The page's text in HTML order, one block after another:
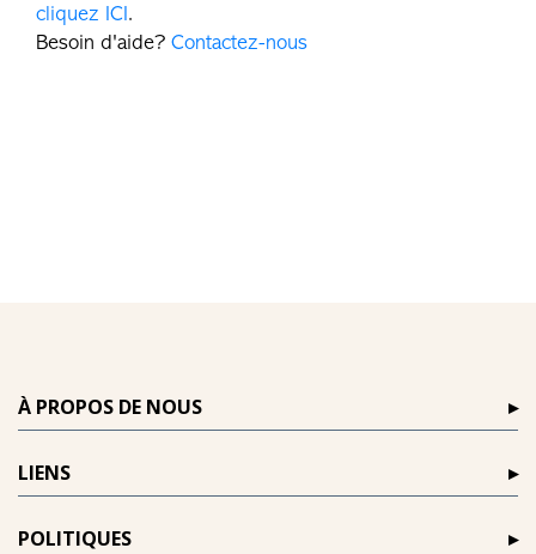
cliquez ICI.
Besoin d'aide? Contactez-nous
À PROPOS DE NOUS
LIENS
POLITIQUES